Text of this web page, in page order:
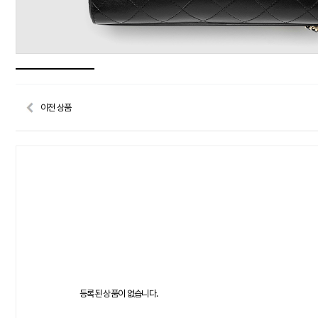
이전 상품
등록된 상품이 없습니다.